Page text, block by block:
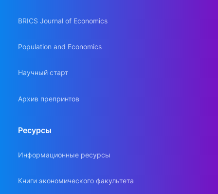
BRICS Journal of Economics
Population and Economics
Научный старт
Архив препринтов
Ресурсы
Информационные ресурсы
Книги экономического факультета